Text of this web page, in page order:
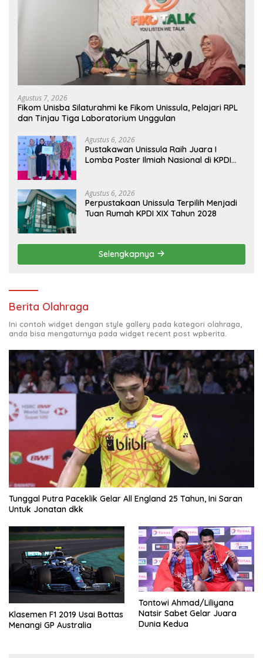
Agustus 7, 2026
Fikom Unisba Silaturahmi ke Fikom Unissula, Pelajari RPL
dan Tinjau Tiga Laboratorium Unggulan
Agustus 6, 2026
Pustakawan Unissula Raih Juara I
Lomba Poster Ilmiah Nasional di KPDI
Agustus 6, 2026
Perpustakaan Unissula Terpilih Menjadi
Tuan Rumah KPDI XIX Tahun 2028
Selengkapnya
Berita Olahraga
Ini contoh widget dengan style gallery pada kategori olahraga,
anda bisa mengaturnya pada widget recent post wpberita.
Tunggal Putra Paceklik Gelar All England 25 Tahun, Ini Saran
Untuk Jonatan dkk
Klasemen F1 2019 Usai Bottas
Menangi GP Australia
Tontowi Ahmad/Liliyana
Natsir Sabet Gelar Juara
Dunia Kedua